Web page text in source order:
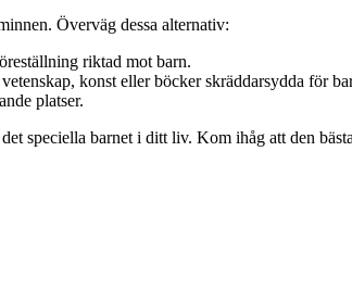
Överväg dessa alternativ:
riktad mot barn.
konst eller böcker skräddarsydda för
platser.
speciella barnet i ditt liv. Kom ihåg att den